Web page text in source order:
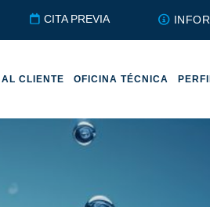
CITA PREVIA
CLIENTE OFICINA TÉCNICA